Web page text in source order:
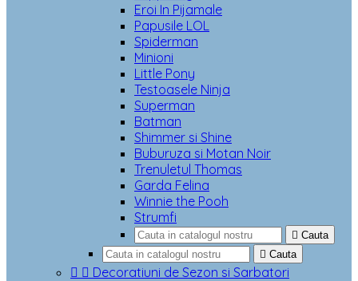
Eroi In Pijamale
Papusile LOL
Spiderman
Minioni
Little Pony
Testoasele Ninja
Superman
Batman
Shimmer si Shine
Buburuza si Motan Noir
Trenuletul Thomas
Garda Felina
Winnie the Pooh
Strumfi
 Cauta
 Cauta
  Decoratiuni de Sezon si Sarbatori